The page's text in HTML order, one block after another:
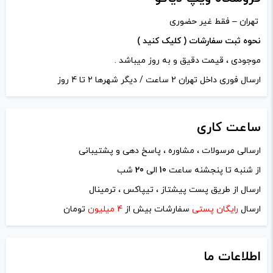
نام*
ایمیل*
تهران – فقط غیر حضوری
نحوه ثبت سفارشات ( کلیک کنید )
موجودی ، قیمت دقیق و به روز میباشد .
ارسال فوری داخل تهران 2 ساعت / دیگر شهرها 2 تا 4 روز
ساعت کاری
ارسالی مرسولات ، مشاوره ، پاسخ دهی و پشتیبانی
از شنبه تا پنجشنه ساعت 10 الی 20 شب
ارسال از طریق پست پیشتاز ، تیپاکس ، ترمینال
ارسال رایگان پستی سفارشات بیش از 4 میلیون تومان
اطلاعات ما